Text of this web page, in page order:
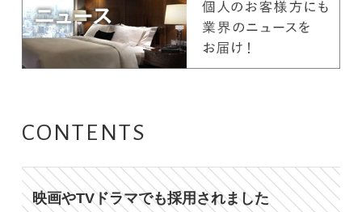
CONTENTS
映画やTVドラマでも採用されました